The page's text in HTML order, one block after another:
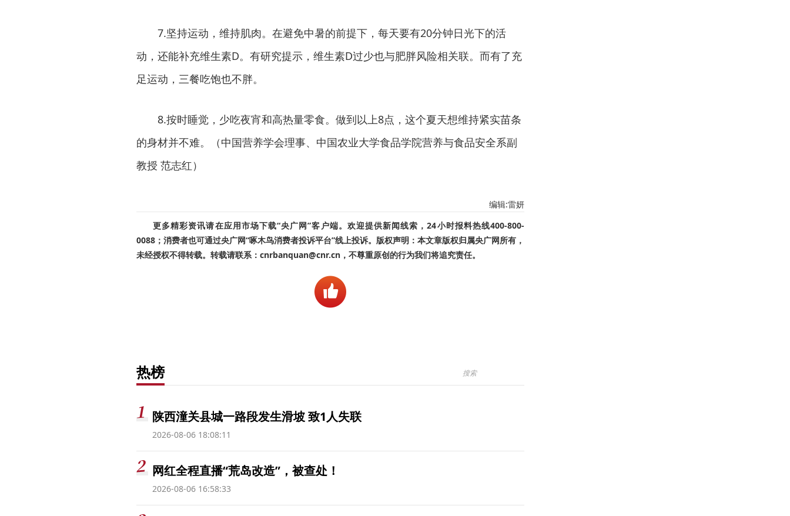
7.坚持运动，维持肌肉。在避免中暑的前提下，每天要有20分钟日光下的活
动，还能补充维生素D。有研究提示，维生素D过少也与肥胖风险相关联。而有了充
足运动，三餐吃饱也不胖。
8.按时睡觉，少吃夜宵和高热量零食。做到以上8点，这个夏天想维持紧实苗条
的身材并不难。（中国营养学会理事、中国农业大学食品学院营养与食品安全系副
教授 范志红）
编辑:雷妍
更多精彩资讯请在应用市场下载“央广网”客户端。欢迎提供新闻线索，24小时报料热线400-800-
0088；消费者也可通过央广网“啄木鸟消费者投诉平台”线上投诉。版权声明：本文章版权归属央广网所有，
未经授权不得转载。转载请联系：cnrbanquan@cnr.cn，不尊重原创的行为我们将追究责任。
热榜
陕西潼关县城一路段发生滑坡 致1人失联
2026-08-06 18:08:11
网红全程直播“荒岛改造”，被查处！
2026-08-06 16:58:33